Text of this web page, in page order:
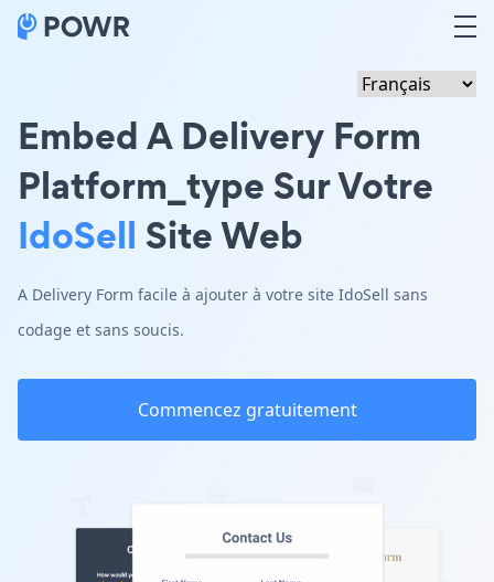
Embed A Delivery Form
Platform_type Sur Votre
IdoSell Site Web
A Delivery Form facile à ajouter à votre site IdoSell sans
codage et sans soucis.
Commencez gratuitement